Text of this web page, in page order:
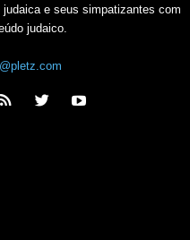
judaica e seus simpatizantes com
judaico.